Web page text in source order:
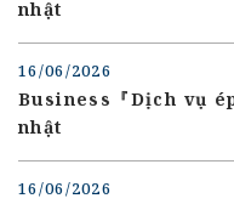
nhật
16/06/2026
Business『Dịch vụ
nhật
16/06/2026